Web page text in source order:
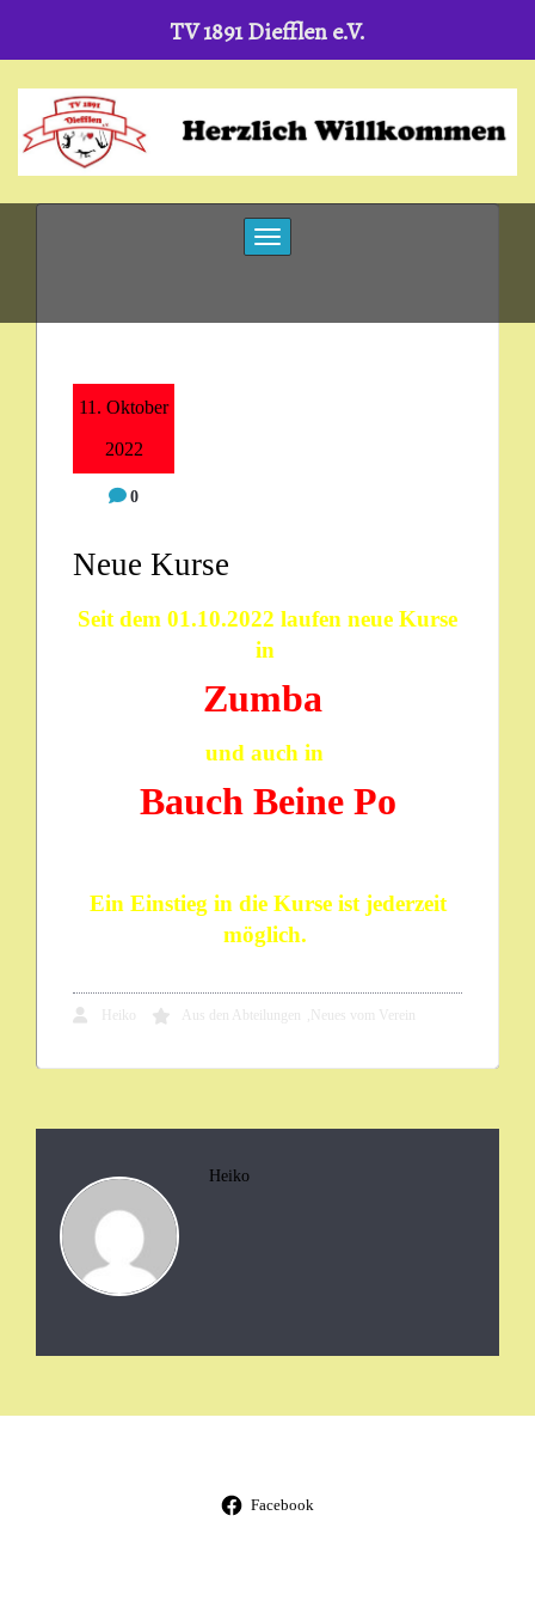
content
Toggle navigation
11. Oktober
2022
0
Neue Kurse
Seit dem 01.10.2022 laufen neue Kurse
in
Zumba
und auch in
Bauch Beine Po
Ein Einstieg in die Kurse ist jederzeit
möglich.
Heiko Aus den Abteilungen , Neues vom Verein
Heiko
Facebook
TV 1891 Diefflen e.V.